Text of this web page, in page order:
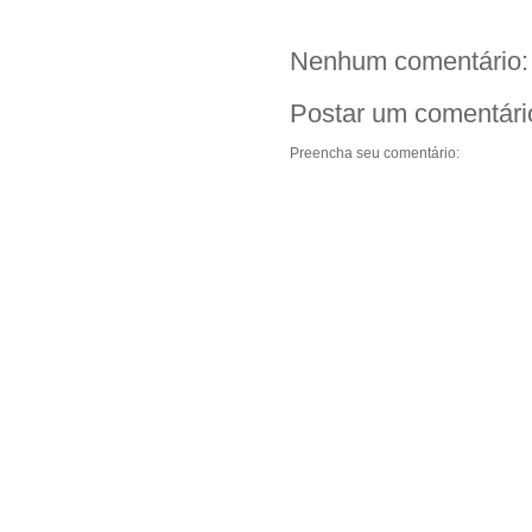
Nenhum comentário:
Postar um
Preencha seu comentário: